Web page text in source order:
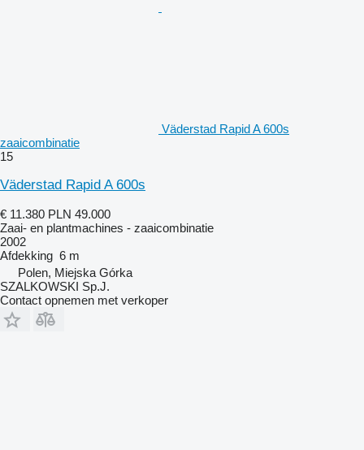
Väderstad Rapid A 600s
zaaicombinatie
15
Väderstad Rapid A 600s
€ 11.380 PLN 49.000
Zaai- en plantmachines - zaaicombinatie
2002
Afdekking 6 m
Polen, Miejska Górka
SZALKOWSKI Sp.J.
Contact opnemen met verkoper